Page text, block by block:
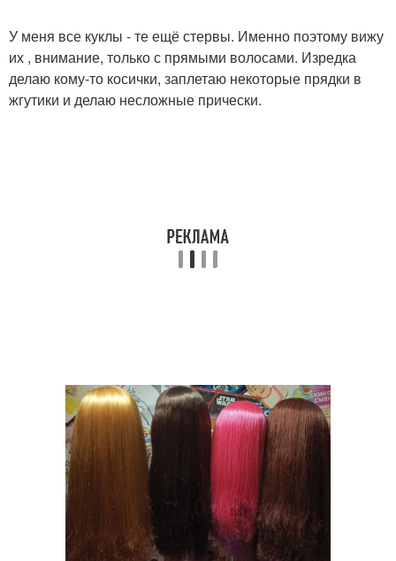
У меня все куклы - те ещё стервы. Именно поэтому вижу
их , внимание, только с прямыми волосами. Изредка
делаю кому-то косички, заплетаю некоторые прядки в
жгутики и делаю несложные прически.